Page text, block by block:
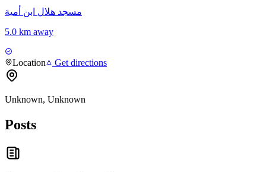
مسجد هلال ابن أمية
5.0 km away
Location Get directions
Unknown, Unknown
Posts